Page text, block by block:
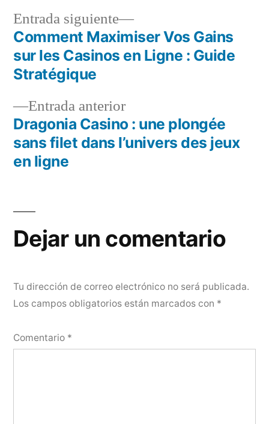
Navegación
de
entradas
Entrada anteriorEntrada
anterior:
Dragonia Casino : une plongée
sans filet dans l’univers des jeux
en ligne
Entrada siguiente
Entrada
siguiente:
Comment Maximiser Vos Gains
sur les Casinos en Ligne : Guide
Stratégique
Dejar un comentario
Tu dirección de correo electrónico no será publicada.
Los campos obligatorios están marcados con *
Comentario *